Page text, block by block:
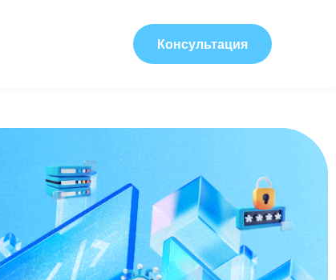
Консультация